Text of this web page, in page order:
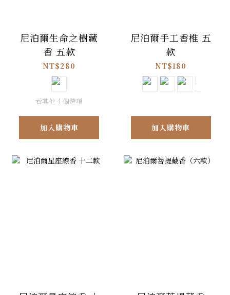
尼泊爾生命之樹藏
香 五款
NT$280
看其他 4 個選項
加入購物車
尼泊爾手工香椎 五
款
NT$180
加入購物車